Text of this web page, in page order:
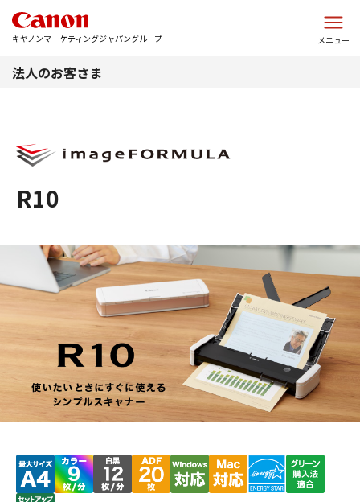
キヤノンマーケティングジャパングループ メニュー
法人のお客さま
R10